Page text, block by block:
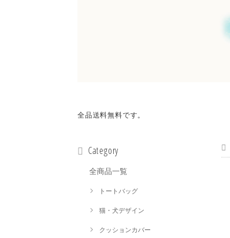
全品送料無料です。
Category
全商品一覧
トートバッグ
猫・犬デザイン
クッションカバー